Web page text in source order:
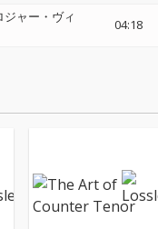
ジャー・ヴィ
04:18